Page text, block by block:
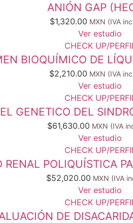
ANIÓN GAP
$1,320.00
Ver estudio
CHECK UP/
BIOQUÍMICO DE
$2,210.00
Ver estudio
CHECK UP/
GENETICO DEL
$61,630.00
Ver estudio
CHECK UP/
POLIQUÍSTICA
$52,020.00
Ver estudio
CHECK UP/
DE